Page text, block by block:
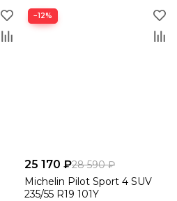
−12%
25 170 ₽28 590 ₽
Michelin Pilot Sport 4 SUV
235/55 R19 101Y